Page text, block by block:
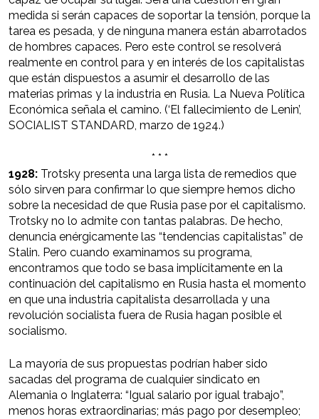
medida si serán capaces de soportar la tensión, porque la
tarea es pesada, y de ninguna manera están abarrotados
de hombres capaces. Pero este control se resolverá
realmente en control para y en interés de los capitalistas
que están dispuestos a asumir el desarrollo de las
materias primas y la industria en Rusia. La Nueva Política
Económica señala el camino. (‘El fallecimiento de Lenin’,
SOCIALIST STANDARD, marzo de 1924.)
* * *
1928: Trotsky presenta una larga lista de remedios que
sólo sirven para confirmar lo que siempre hemos dicho
sobre la necesidad de que Rusia pase por el capitalismo.
Trotsky no lo admite con tantas palabras. De hecho,
denuncia enérgicamente las “tendencias capitalistas” de
Stalin. Pero cuando examinamos su programa,
encontramos que todo se basa implícitamente en la
continuación del capitalismo en Rusia hasta el momento
en que una industria capitalista desarrollada y una
revolución socialista fuera de Rusia hagan posible el
socialismo.
La mayoría de sus propuestas podrían haber sido
sacadas del programa de cualquier sindicato en
Alemania o Inglaterra: “Igual salario por igual trabajo”,
menos horas extraordinarias; más pago por desempleo;